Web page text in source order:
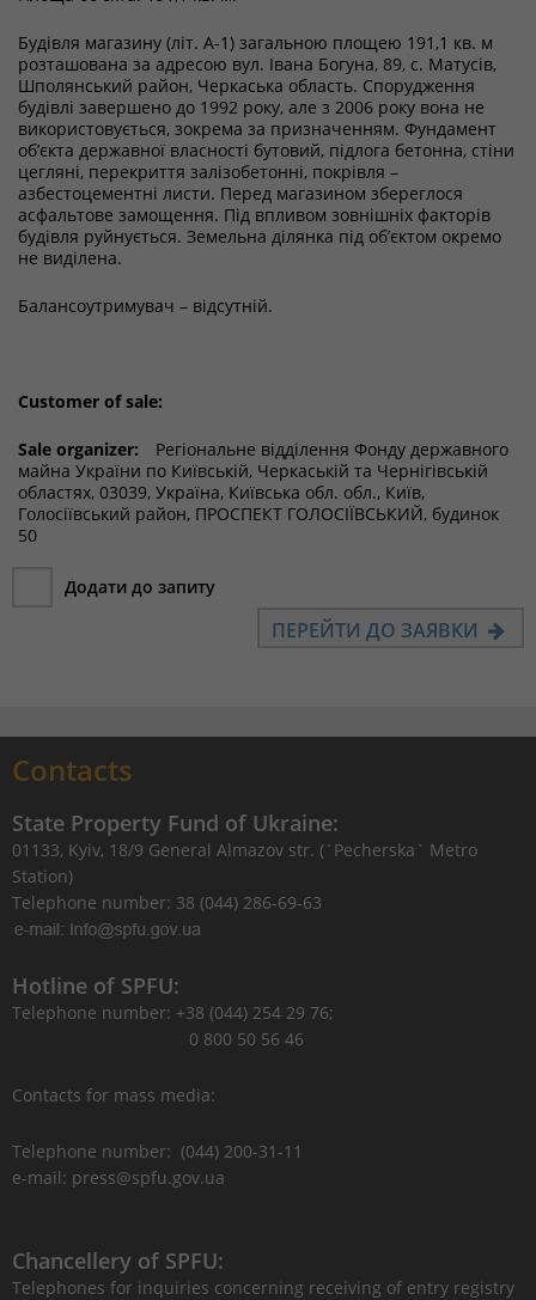
Будівля магазину (літ. А-1) загальною площею 191,1 кв. м
розташована за адресою вул. Івана Богуна, 89, с. Матусів,
Шполянський район, Черкаська область. Спорудження
будівлі завершено до 1992 року, але з 2006 року вона не
використовується, зокрема за призначенням. Фундамент
об’єкта державної власності бутовий, підлога бетонна, стіни
цегляні, перекриття залізобетонні, покрівля –
азбестоцементні листи. Перед магазином збереглося
асфальтове замощення. Під впливом зовнішніх факторів
будівля руйнується. Земельна ділянка під об’єктом окремо
не виділена.
Балансоутримувач – відсутній.
Customer of sale:
Sale organizer:
Регіональне відділення Фонду державного
майна України по Київській, Черкаській та Чернігівській
областях, 03039, Україна, Київська обл. обл., Київ,
Голосіївський район, ПРОСПЕКТ ГОЛОСІЇВСЬКИЙ, будинок
50
Додати до запиту
ПЕРЕЙТИ ДО ЗАЯВКИ
Contacts
State Property Fund of Ukraine:
01133, Kyiv, 18/9 General Almazov str. (`Pecherska` Metro
Station)
Telephone number: 38 (044) 286-69-63
Hotline of SPFU:
Telephone number: +38 (044) 254 29 76;
0 800 50 56 46
Contacts for mass media:
Telephone number: (044) 200-31-11
e-mail: press@spfu.gov.ua
Chancellery of SPFU:
Telephones for inquiries concerning receiving of entry registry